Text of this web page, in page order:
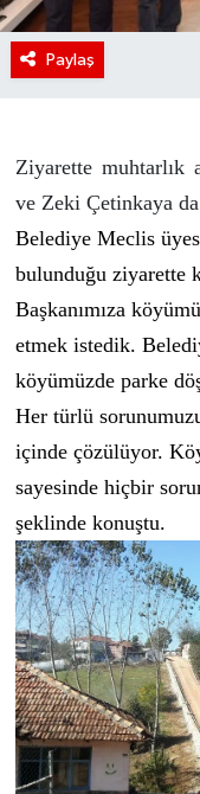
Paylaş
Ziyarette muhtarlık
ve Zeki Çetinkaya
Belediye Meclis
bulunduğu ziyarette
Başkanımıza
etmek istedik.
köyümüzde parke
Her türlü
içinde çözülüyor.
sayesinde hiçbir
şeklinde konuştu.